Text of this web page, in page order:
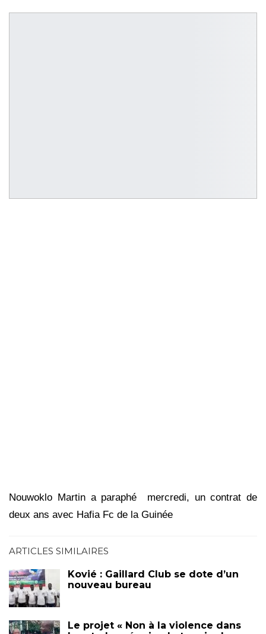
Nouwoklo Martin a paraphé mercredi, un contrat de
deux ans avec Hafia Fc de la Guinée
ARTICLES SIMILAIRES
Kovié : Gaillard Club se dote d’un
nouveau bureau
Le projet « Non à la violence dans